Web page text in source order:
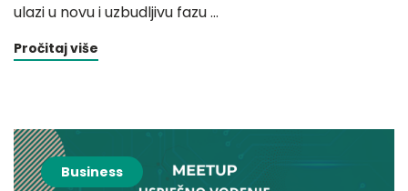
ulazi u novu i uzbudljivu fazu …
Pročitaj više
Business